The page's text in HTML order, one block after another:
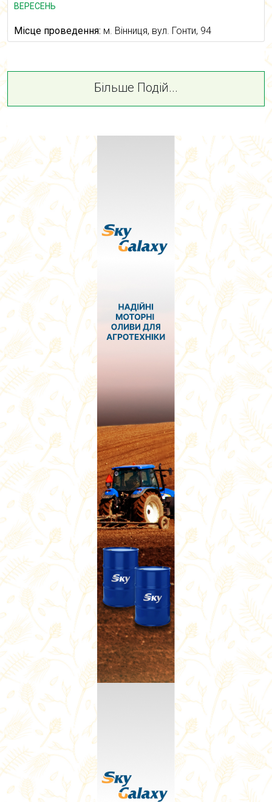
ВЕРЕСЕНЬ
Місце проведення: м. Вінниця, вул. Гонти, 94
Більше Подій...